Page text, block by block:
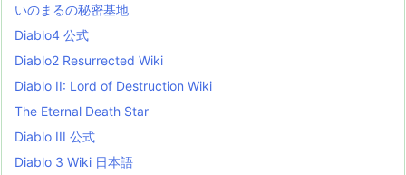
i
s
t
いのまるの秘密基地
Diablo4 公式
Diablo2 Resurrected Wiki
Diablo II: Lord of Destruction Wiki
The Eternal Death Star
Diablo III 公式
Diablo 3 Wiki 日本語